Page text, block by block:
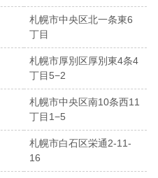
札幌市中央区北一条東6
丁目
札幌市厚別区厚別東4条4
丁目5−2
札幌市中央区南10条西11
丁目1−5
札幌市白石区栄通2-11-
16